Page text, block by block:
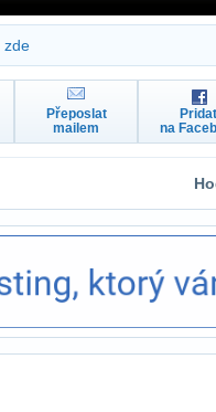
zde
Přeposlat
mailem
na